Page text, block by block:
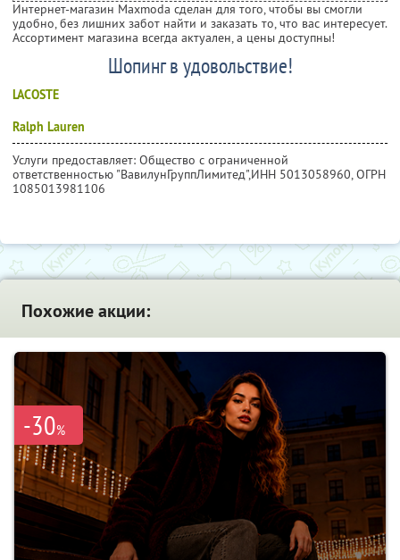
Интернет-магазин Maxmoda сделан для того, чтобы вы смогли
удобно, без лишних забот найти и заказать то, что вас интересует.
Ассортимент магазина всегда актуален, а цены доступны!
Шопинг в удовольствие!
LACOSTE
Ralph Lauren
Услуги предоставляет: Общество с ограниченной
ответственностью "ВавилунГруппЛимитед",ИНН 5013058960, ОГРН
1085013981106
Похожие акции:
-30%